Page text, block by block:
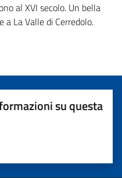
al XVI secolo. Un bella
a La Valle di Cerredolo.
su questa
5